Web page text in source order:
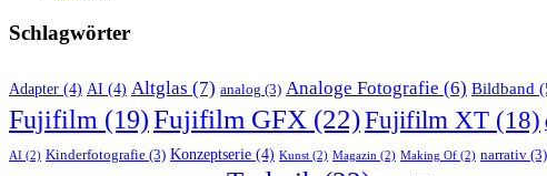
Schlagwörter
Adapter (4) AI (4) Altglas (7) analog (3) Analoge Fotografie (6) Bildband
Fujifilm (19)Fujifilm GFX (22)Fujifilm XT (18)
AI (2) Kinderfotografie (3) Konzeptserie (4) Kunst (2) Magazin (2) Making Of (2) narrativ (3)